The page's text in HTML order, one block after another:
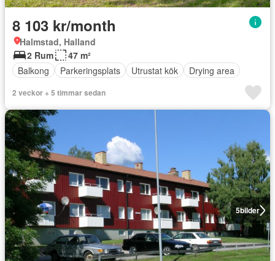
8 103 kr/month
Halmstad, Halland
2 Rum
47 m²
Balkong
Parkeringsplats Utrustat kök Drying area
2 veckor + 5 timmar sedan
5bilder